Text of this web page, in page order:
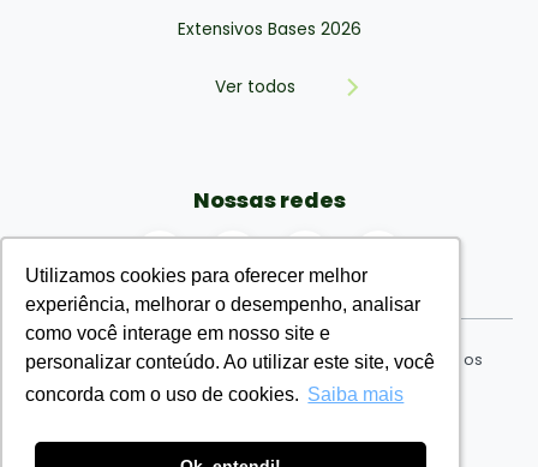
Utilizamos cookies para oferecer melhor
experiência, melhorar o desempenho, analisar
como você interage em nosso site e
personalizar conteúdo. Ao utilizar este site, você
concorda com o uso de cookies. Saiba mais
Utilizamos cookies para oferecer melhor
experiência, melhorar o desempenho, analisar
como você interage em nosso site e
personalizar conteúdo. Ao utilizar este site, você
concorda com o uso de cookies. Saiba mais
Extensivos Bases 2026
Ver todos
Nossas redes
EMR Eu Médico Residente Ensino Ltda © 2026. Todos os
direitos reservados. CNPJ: nº 34.730.954/0001-71
Termos de uso